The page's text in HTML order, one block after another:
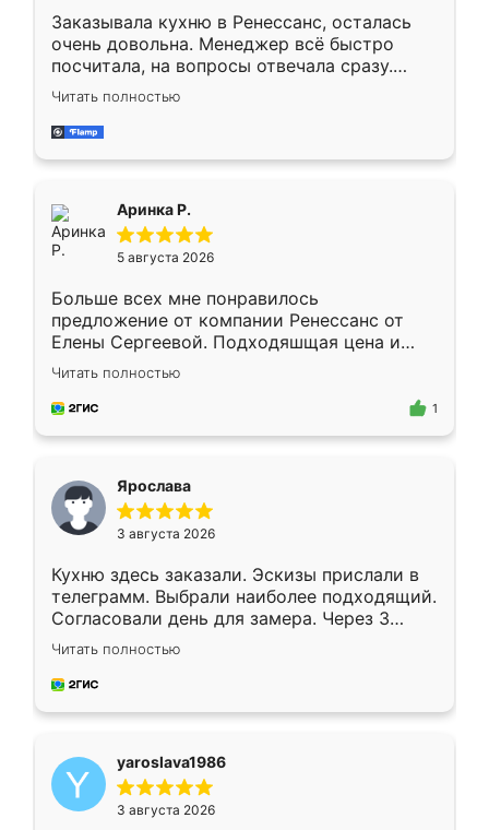
Заказывала кухню в Ренессанс, осталась
очень довольна. Менеджер всё быстро
посчитала, на вопросы отвечала сразу.
Замерщик приехал в субботу, подошёл к
делу со всей ответственностью. Собрали
за день, ребята работали аккуратно, даже
Читать полностью
Аринка Р.
5 августа 2026
Больше всех мне понравилось
предложение от компании Ренессанс от
Елены Сергеевой. Подходяшщая цена и
короткие сроки изготовления. Приехавший
для замера сотрудник Владислав
предложил по моему эскизу самый
Читать полностью
1
Ярослава
3 августа 2026
Кухню здесь заказали. Эскизы прислали в
телеграмм. Выбрали наиболее подходящий.
Согласовали день для замера. Через 3
недели кухня была уже готова. Остались
довольны работой. Спасибо Ренессанс
мебель за качественную работу!
Читать полностью
yaroslava1986
3 августа 2026